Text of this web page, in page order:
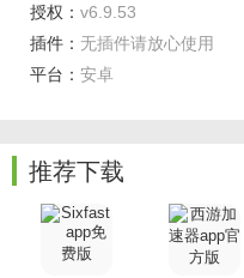
左右手师傅端软件是
接单神器。左右手平台提
服务项目自主选择订单，
过易接单轻松实现订单、
实现提现等操作。可以根
授权： v6.9.53
插件： 无插件请放心使用
平台： 安卓
推荐下载